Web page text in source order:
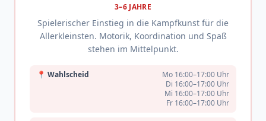
3–6 JAHRE
Spielerischer Einstieg in die Kampfkunst für die
Allerkleinsten. Motorik, Koordination und Spaß
stehen im Mittelpunkt.
📍 Wahlscheid
Mo 16:00–17:00 Uhr
Di 16:00–17:00 Uhr
Mi 16:00–17:00 Uhr
Fr 16:00–17:00 Uhr